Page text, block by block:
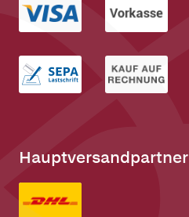
Hauptversandpartner